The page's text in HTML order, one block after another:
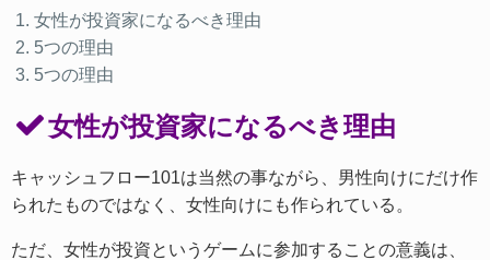
女性が投資家になるべき理由
5つの理由
5つの理由
女性が投資家になるべき理由
キャッシュフロー101は当然の事ながら、男性向けにだけ作
られたものではなく、女性向けにも作られている。
ただ、女性が投資というゲームに参加することの意義は、